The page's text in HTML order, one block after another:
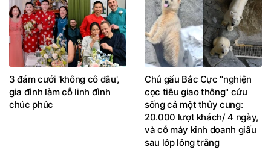
3 đám cưới 'không cô dâu',
gia đình làm cỗ linh đình
chúc phúc
Chú gấu Bắc Cực "nghiện
cọc tiêu giao thông" cứu
sống cả một thủy cung:
20.000 lượt khách/ 4 ngày,
và cỗ máy kinh doanh giấu
sau lớp lông trắng